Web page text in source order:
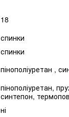
18
спинки
спинки
пінополіуретан ,
пінополіуретан,
синтепон,
ні